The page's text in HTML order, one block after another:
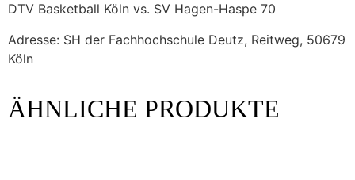
DTV Basketball Köln vs. SV Hagen-Haspe 70
Adresse: SH der Fachhochschule Deutz, Reitweg, 50679
Köln
ÄHNLICHE PRODUKTE